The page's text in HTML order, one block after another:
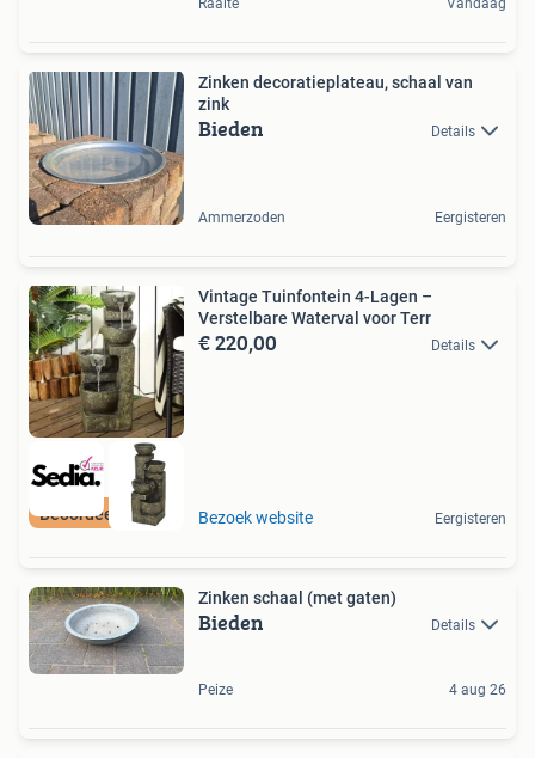
Zinken decoratieplateau, schaal van
zink
Bieden Details
Ammerzoden Eergisteren
Beoordeeld met 9+
Vintage Tuinfontein 4-Lagen –
Verstelbare Waterval voor Terr
€ 220,00 Details
Bezoek website Eergisteren
Zinken schaal (met gaten)
Bieden Details
Peize 4 aug 26